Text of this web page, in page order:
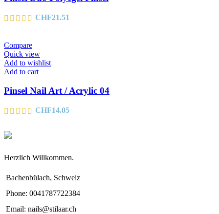
CHF21.51
Compare
Quick view
Add to wishlist
Add to cart
Pinsel Nail Art / Acrylic 04
CHF14.05
Herzlich Willkommen.
Bachenbülach, Schweiz
Phone: 0041787722384
Email: nails@stilaar.ch